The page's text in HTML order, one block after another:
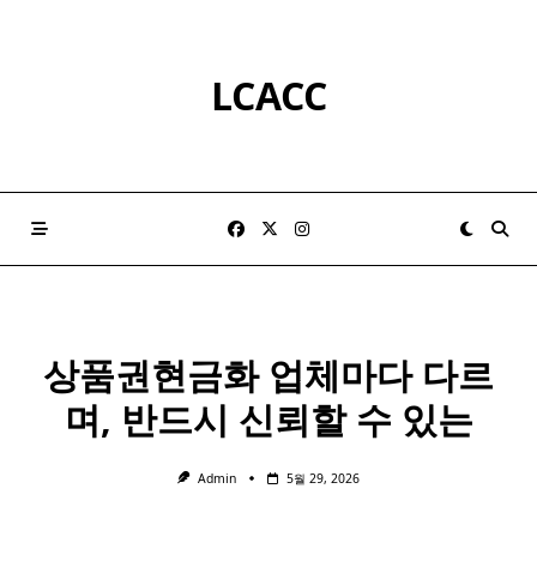
LCACC
상품권현금화 업체마다 다르
며, 반드시 신뢰할 수 있는
Admin 5월 29, 2026